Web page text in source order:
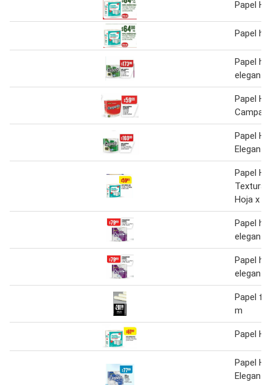
Papel
Papel
Papel
elegante
Papel
Papel
Elegante
Papel
Hoja x
Papel
elegante
Papel
elegante
Papel
m
Papel
Papel